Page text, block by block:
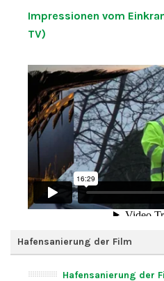
Impressionen vom
TV)
Hafensanierung der Film
Hafensanierung der